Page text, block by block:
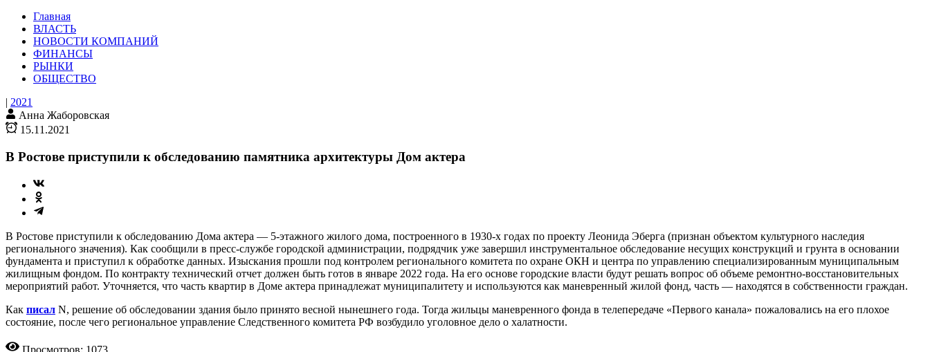
Главная
ВЛАСТЬ
НОВОСТИ КОМПАНИЙ
ФИНАНСЫ
РЫНКИ
ОБЩЕСТВО
| 2021
Анна Жаборовская
15.11.2021
В Ростове приступили к обследованию памятника архитектуры Дом актера
В Ростове приступили к обследованию Дома актера — 5-этажного жилого дома, построенного в 1930-х годах по проекту Леонида Эберга (признан объектом культурного наследия
регионального значения). Как сообщили в пресс-службе городской администрации, подрядчик уже завершил инструментальное обследование несущих конструкций и грунта в основании
фундамента и приступил к обработке данных. Изыскания прошли под контролем регионального комитета по охране ОКН и центра по управлению специализированным муниципальным
жилищным фондом. По контракту технический отчет должен быть готов в январе 2022 года. На его основе городские власти будут решать вопрос об объеме ремонтно-восстановительных
мероприятий работ. Уточняется, что часть квартир в Доме актера принадлежат муниципалитету и используются как маневренный жилой фонд, часть — находятся в собственности граждан.
Как писал N, решение об обследовании здания было принято весной нынешнего года. Тогда жильцы маневренного фонда в телепередаче «Первого канала» пожаловались на его плохое
состояние, после чего региональное управление Следственного комитета РФ возбудило уголовное дело о халатности.
Просмотров: 1073